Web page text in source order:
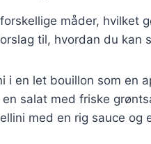
måder, hvilket
til, hvordan du kan
i en let bouillon som en
salat med friske
med en rig sauce og